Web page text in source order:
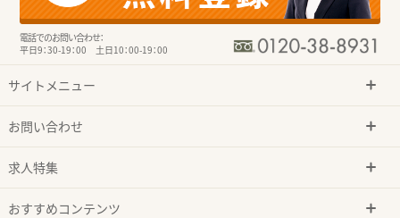
電話でのお問い合わせ：
平日9：30-19：00 土日10：00-19：00
サイトメニュー
お問い合わせ
求人特集
おすすめコンテンツ